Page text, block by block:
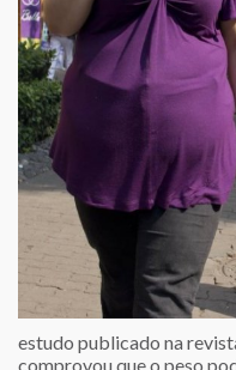
estudo publicado na
comprovou que o peso